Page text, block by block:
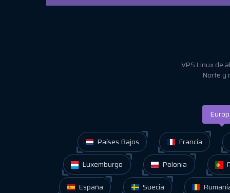
VPS Linux de
Norte y
Países Bajos Francia
Luxemburgo
Polonia
España
Suecia